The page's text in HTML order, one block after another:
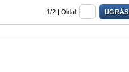
1/2 | Oldal: